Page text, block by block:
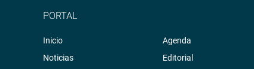
PORTAL
Inicio
Noticias
Agenda
Editorial